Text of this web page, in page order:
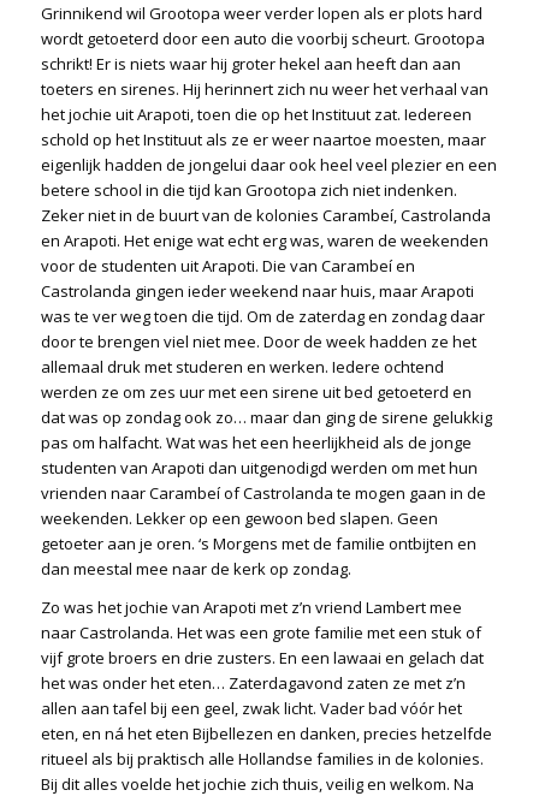
Grinnikend wil Grootopa weer verder lopen als er plots hard
wordt getoeterd door een auto die voorbij scheurt. Grootopa
schrikt! Er is niets waar hij groter hekel aan heeft dan aan
toeters en sirenes. Hij herinnert zich nu weer het verhaal van
het jochie uit Arapoti, toen die op het Instituut zat. Iedereen
schold op het Instituut als ze er weer naartoe moesten, maar
eigenlijk hadden de jongelui daar ook heel veel plezier en een
betere school in die tijd kan Grootopa zich niet indenken.
Zeker niet in de buurt van de kolonies Carambeí, Castrolanda
en Arapoti. Het enige wat echt erg was, waren de weekenden
voor de studenten uit Arapoti. Die van Carambeí en
Castrolanda gingen ieder weekend naar huis, maar Arapoti
was te ver weg toen die tijd. Om de zaterdag en zondag daar
door te brengen viel niet mee. Door de week hadden ze het
allemaal druk met studeren en werken. Iedere ochtend
werden ze om zes uur met een sirene uit bed getoeterd en
dat was op zondag ook zo… maar dan ging de sirene gelukkig
pas om halfacht. Wat was het een heerlijkheid als de jonge
studenten van Arapoti dan uitgenodigd werden om met hun
vrienden naar Carambeí of Castrolanda te mogen gaan in de
weekenden. Lekker op een gewoon bed slapen. Geen
getoeter aan je oren. ‘s Morgens met de familie ontbijten en
dan meestal mee naar de kerk op zondag.
Zo was het jochie van Arapoti met z’n vriend Lambert mee
naar Castrolanda. Het was een grote familie met een stuk of
vijf grote broers en drie zusters. En een lawaai en gelach dat
het was onder het eten… Zaterdagavond zaten ze met z’n
allen aan tafel bij een geel, zwak licht. Vader bad vóór het
eten, en ná het eten Bijbellezen en danken, precies hetzelfde
ritueel als bij praktisch alle Hollandse families in de kolonies.
Bij dit alles voelde het jochie zich thuis, veilig en welkom. Na